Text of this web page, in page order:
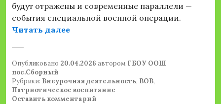
будут отражены и современные параллели —
события специальной военной операции.
Читать далее«24 апреля состоится ДИКТАНТ
Опубликовано 20.04.2026 автором ГБОУ ООШ
пос.Сборный
Рубрики: Внеурочная деятельность, ВОВ,
Патриотическое воспитание
Оставить комментарий